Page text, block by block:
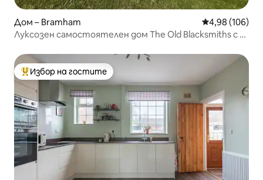
Дом – Bramham Средна
4,98 (106)
Луксозен самостоятелен дом The Old Blacksmiths с 2
Най-популярен избор на гостите
Избор на гостите